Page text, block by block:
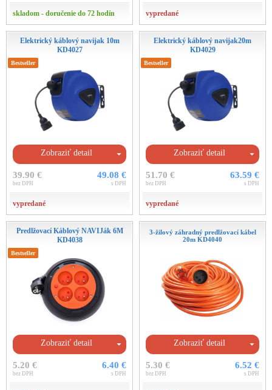
skladom - doručenie do 72 hodín vypredané
Elektrický káblový navijak 10m
KD4027
Bestseller
Zobraziť detail
39.90 €
bez DPH
49.08 €
s DPH
vypredané
Elektrický káblový navijak20m
KD4029
Bestseller
Zobraziť detail
51.70 €
bez DPH
63.59 €
s DPH
vypredané
Predlžovací Káblový NAVIJák 6M
KD4038
Bestseller
Zobraziť detail
5.20 €
bez DPH
6.40 €
s DPH
3-žilový záhradný predlžovací kábel
20m KD4040
Zobraziť detail
5.30 €
bez DPH
6.52 €
s DPH